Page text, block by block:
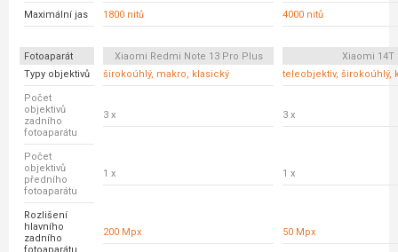
Maximální jas 1800 nitů 4000 nitů
Fotoaparát Xiaomi Redmi Note 13 Pro Plus
Xiaomi 14T
Typy objektivů
širokoúhlý, makro, klasický teleobjektiv, širokoúhlý,
Počet
objektivů
zadního
fotoaparátu
3 x 3 x
Počet
objektivů
předního
fotoaparátu
1 x 1 x
Rozlišení
hlavního
zadního
200 Mpx 50 Mpx